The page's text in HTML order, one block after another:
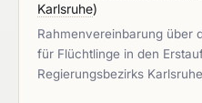
Karlsruhe)
Rahmenvereinbarung über
für Flüchtlinge in den
Regierungsbezirks